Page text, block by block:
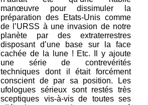
manœuvre pour dissimuler la
préparation des Etats-Unis comme
de l’URSS à une invasion de notre
planète par des extraterrestres
disposant d’une base sur la face
cachée de la lune ! Etc. Il y ajoute
une série de contrevérités
techniques dont il était forcément
conscient de par sa position. Les
ufologues sérieux sont restés très
sceptiques vis-à-vis de toutes ses